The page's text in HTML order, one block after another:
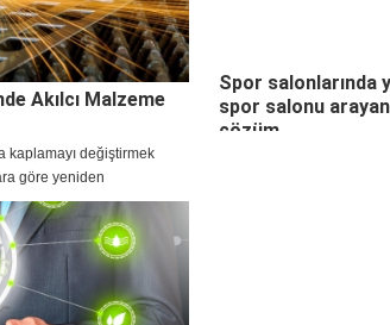
Akılcı Malzeme
kaplamayı değiştirmek
göre yeniden
ilk adım, mevcut
belirlemekt
Spor salonlarında
spor salonu
çözüm